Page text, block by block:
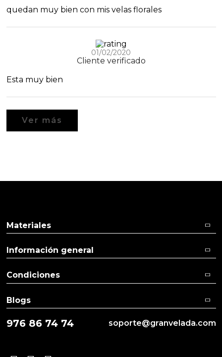
quedan muy bien con mis velas florales
01/02/2020
Cliente verificado
Esta muy bien
Ver más
976 86 74 74 soporte@granvelada.com
Materiales
Información general
Condiciones
Blogs